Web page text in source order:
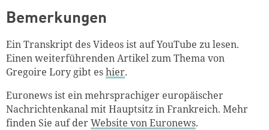
Bemerkungen
Ein Transkript des Videos ist auf YouTube zu lesen.
Einen weiterführenden Artikel zum Thema von
Gregoire Lory gibt eshier.
Euronews ist ein mehrsprachiger europäischer
Nachrichtenkanal mit Hauptsitz in Frankreich. Mehr
finden Sie auf derWebsite von Euronews.